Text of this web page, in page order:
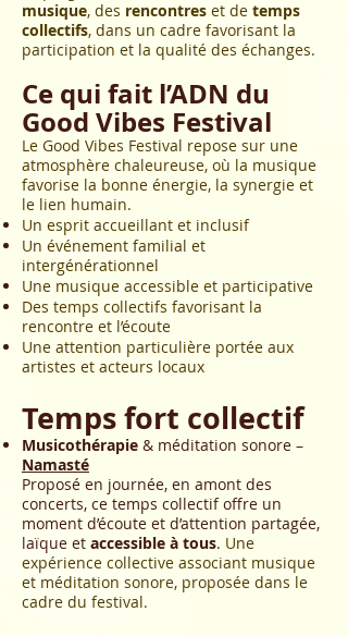
musique, des rencontres et de temps
collectifs, dans un cadre favorisant la
participation et la qualité des échanges.
Ce qui fait l’ADN du
Good Vibes Festival
Le Good Vibes Festival repose sur une
atmosphère chaleureuse, où la musique
favorise la bonne énergie, la synergie et
le lien humain.
Un esprit accueillant et inclusif
Un événement familial et
intergénérationnel
Une musique accessible et participative
Des temps collectifs favorisant la
rencontre et l’écoute
Une attention particulière portée aux
artistes et acteurs locaux
Temps fort collectif
Musicothérapie & méditation sonore –
Namasté
Proposé en journée, en amont des
concerts, ce temps collectif offre un
moment d’écoute et d’attention partagée,
laïque et accessible à tous. Une
expérience collective associant musique
et méditation sonore, proposée dans le
cadre du festival.